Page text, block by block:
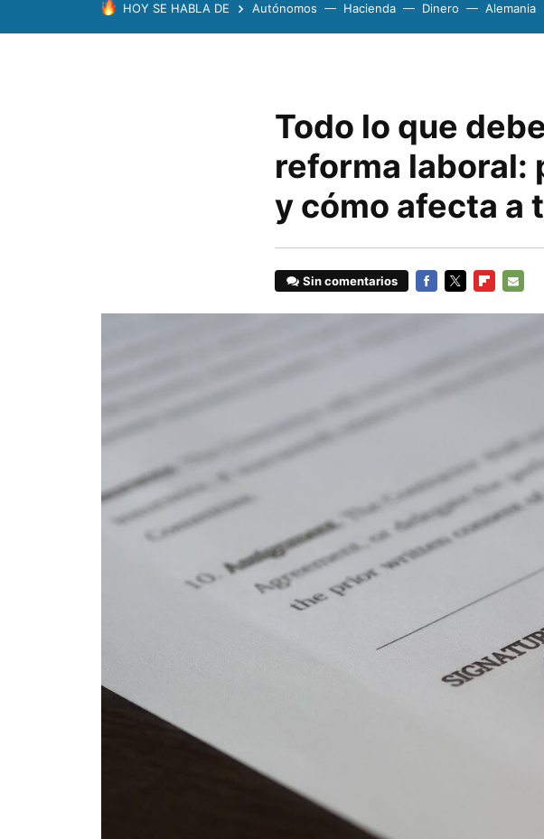
HOY SE HABLA DE Autónomos Hacienda Dinero Alemania
Todo lo que
reforma laboral:
y cómo afecta a
Sin comentarios